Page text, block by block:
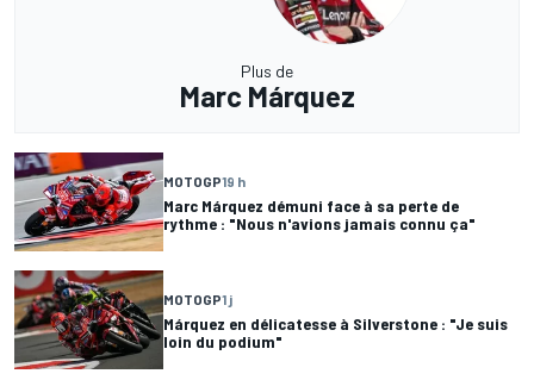
Plus de
Marc Márquez
MOTOGP19 h
Marc Márquez démuni face à sa perte de
rythme : "Nous n'avions jamais connu ça"
MOTOGP1 j
Márquez en délicatesse à Silverstone : "Je suis
loin du podium"